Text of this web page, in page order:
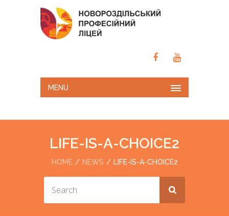
MENU
LIFE-IS-A-CHOICE2
HOME NEWS LIFE-IS-A-CHOICE2